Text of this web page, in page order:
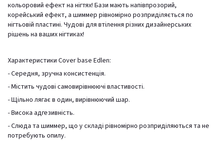
кольоровий ефект на нігтях! Бази мають напівпрозорий,
корейський ефект, а шиммер рівномірно розприділяється по
нігтьовій пластині. Чудові для втілення різних дизайнерських
рішень на ваших нігтиках!
Характеристики Cover base Edlen:
- Середня, зручна консистенція.
- Містить чудові самовирівнюючі властивості.
- Щільно лягає в один, вирівнюючий шар.
- Висока адгезивність.
- Слюда та шиммер, що у складі рівномірно розприділяються та не
потребують опилу.